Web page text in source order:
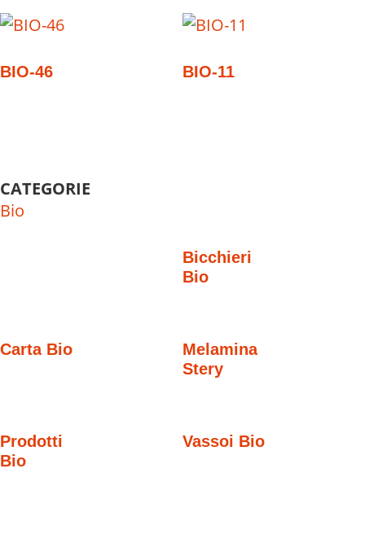
BIO-46 BIO-11
CATEGORIE
Bio
Bicchieri
Bio
Carta Bio
Melamina
Stery
Prodotti
Bio
Vassoi Bio